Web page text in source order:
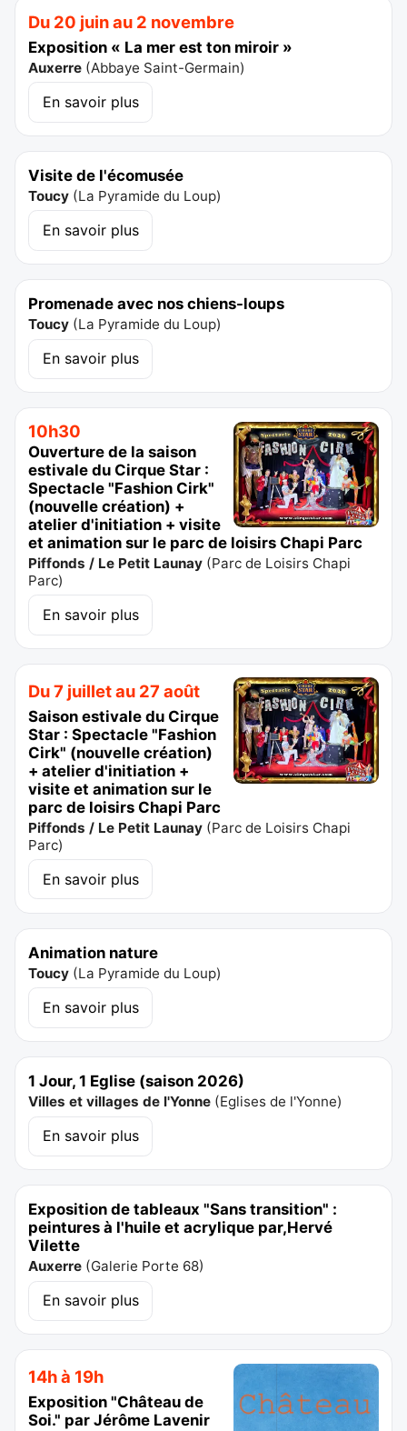
Du 20 juin au 2 novembre
Exposition « La mer est ton miroir »
Auxerre (Abbaye Saint-Germain)
En savoir plus
Visite de l'écomusée
Toucy (La Pyramide du Loup)
En savoir plus
Promenade avec nos chiens-loups
Toucy (La Pyramide du Loup)
En savoir plus
10h30
Ouverture de la saison
estivale du Cirque Star :
Spectacle "Fashion Cirk"
(nouvelle création) +
atelier d'initiation + visite
et animation sur le parc de loisirs Chapi Parc
Piffonds / Le Petit Launay (Parc de Loisirs Chapi
Parc)
En savoir plus
Du 7 juillet au 27 août
Saison estivale du Cirque
Star : Spectacle "Fashion
Cirk" (nouvelle création)
+ atelier d'initiation +
visite et animation sur le
parc de loisirs Chapi Parc
Piffonds / Le Petit Launay (Parc de Loisirs Chapi
Parc)
En savoir plus
Animation nature
Toucy (La Pyramide du Loup)
En savoir plus
1 Jour, 1 Eglise (saison 2026)
Villes et villages de l'Yonne (Eglises de l'Yonne)
En savoir plus
Exposition de tableaux "Sans transition" :
peintures à l'huile et acrylique par,Hervé
Vilette
Auxerre (Galerie Porte 68)
En savoir plus
14h à 19h
Exposition "Château de
Soi." par Jérôme Lavenir